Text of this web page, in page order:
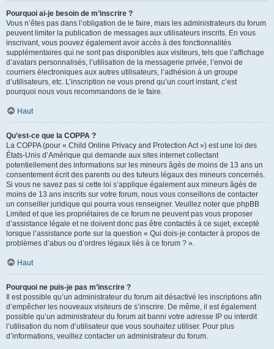
Pourquoi ai-je besoin de m’inscrire ?
Vous n’êtes pas dans l’obligation de le faire, mais les administrateurs du forum
peuvent limiter la publication de messages aux utilisateurs inscrits. En vous
inscrivant, vous pouvez également avoir accès à des fonctionnalités
supplémentaires qui ne sont pas disponibles aux visiteurs, tels que l’affichage
d’avatars personnalisés, l’utilisation de la messagerie privée, l’envoi de
courriers électroniques aux autres utilisateurs, l’adhésion à un groupe
d’utilisateurs, etc. L’inscription ne vous prend qu’un court instant, c’est
pourquoi nous vous recommandons de le faire.
Haut
Qu’est-ce que la COPPA ?
La COPPA (pour « Child Online Privacy and Protection Act ») est une loi des
États-Unis d’Amérique qui demande aux sites internet collectant
potentiellement des informations sur les mineurs âgés de moins de 13 ans un
consentement écrit des parents ou des tuteurs légaux des mineurs concernés.
Si vous ne savez pas si cette loi s’applique également aux mineurs âgés de
moins de 13 ans inscrits sur votre forum, nous vous conseillons de contacter
un conseiller juridique qui pourra vous renseigner. Veuillez noter que phpBB
Limited et que les propriétaires de ce forum ne peuvent pas vous proposer
d’assistance légale et ne doivent donc pas être contactés à ce sujet, excepté
lorsque l’assistance porte sur la question « Qui dois-je contacter à propos de
problèmes d’abus ou d’ordres légaux liés à ce forum ? ».
Haut
Pourquoi ne puis-je pas m’inscrire ?
Il est possible qu’un administrateur du forum ait désactivé les inscriptions afin
d’empêcher les nouveaux visiteurs de s’inscrire. De même, il est également
possible qu’un administrateur du forum ait banni votre adresse IP ou interdit
l’utilisation du nom d’utilisateur que vous souhaitez utiliser. Pour plus
d’informations, veuillez contacter un administrateur du forum.